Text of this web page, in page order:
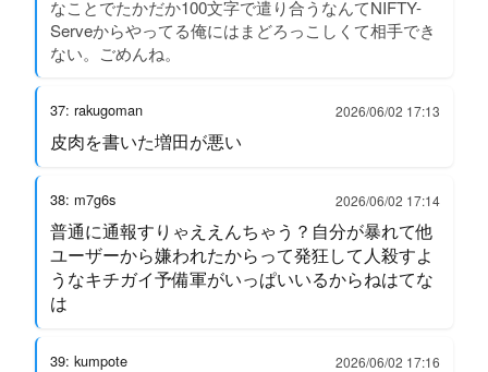
なことでたかだか100文字で遣り合うなんてNIFTY-
Serveからやってる俺にはまどろっこしくて相手でき
ない。ごめんね。
37: rakugoman 2026/06/02 17:13
皮肉を書いた増田が悪い
38: m7g6s 2026/06/02 17:14
普通に通報すりゃええんちゃう？自分が暴れて他
ユーザーから嫌われたからって発狂して人殺すよ
うなキチガイ予備軍がいっぱいいるからねはてな
は
39: kumpote 2026/06/02 17:16